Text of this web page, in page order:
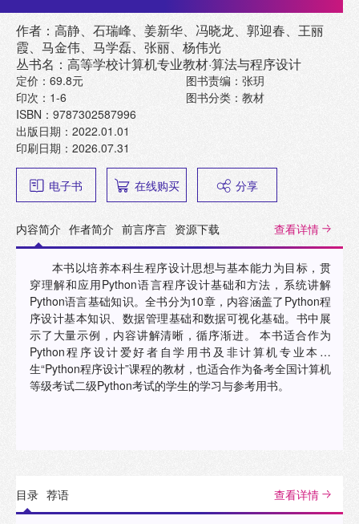
作者：高静、石瑞峰、姜新华、冯晓龙、郭迎春、王丽
霞、马金伟、马学磊、张丽、杨伟光
丛书名：高等学校计算机专业教材·算法与程序设计
定价：69.8元
印次：1-6
ISBN：9787302587996
出版日期：2022.01.01
印刷日期：2026.07.31
图书责编：张玥
图书分类：教材
电子书 在线购买 分享
内容简介 作者简介 前言序言 资源下载 查看详情
本书以培养本科生程序设计思想与基本能力为目标，贯
穿理解和应用Python语言程序设计基础和方法，系统讲解
Python语言基础知识。全书分为10章，内容涵盖了Python程
序设计基本知识、数据管理基础和数据可视化基础。书中展
示了大量示例，内容讲解清晰，循序渐进。 本书适合作为
Python程序设计爱好者自学用书及非计算机专业本科
生“Python程序设计”课程的教材，也适合作为备考全国计算机
等级考试二级Python考试的学生的学习与参考用书。
目录 荐语 查看详情